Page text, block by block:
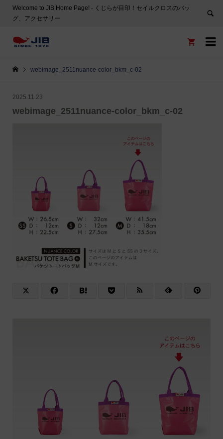
Welcome to JIB Home Page! ‐ くじらが目印！セイルクロスのバッ
グ、アクセサリー


webimage_2511nuance-color_bkm_c-02
2025.11.23
webimage_2511nuance-color_bkm_c-02